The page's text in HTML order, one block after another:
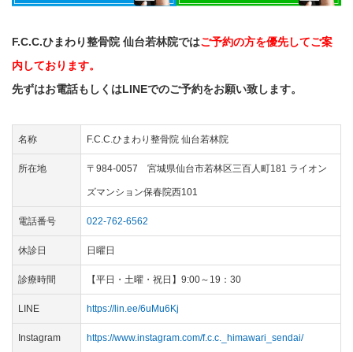
F.C.C.ひまわり整骨院 仙台若林院ではご予約の方を優先してご案
内しております。
先ずはお電話もしくはLINEでのご予約をお願い致します。
名称 F.C.C.ひまわり整骨院 仙台若林院
所在地 〒984-0057 宮城県仙台市若林区三百人町181 ライオン
ズマンション保春院西101
電話番号 022-762-6562
休診日 日曜日
診療時間 【平日・土曜・祝日】9:00～19：30
LINE https://lin.ee/6uMu6Kj
Instagram https://www.instagram.com/f.c.c._himawari_sendai/